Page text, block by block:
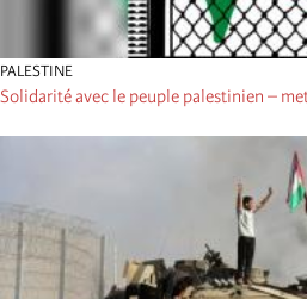
PALESTINE
Solidarité avec le peuple palestinien –